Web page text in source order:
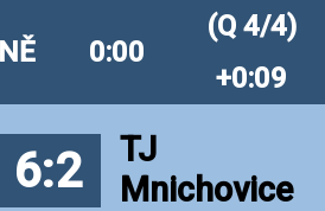
0:00
(Q 4/4)
+0:09
6:2
TJ
Mnichovice